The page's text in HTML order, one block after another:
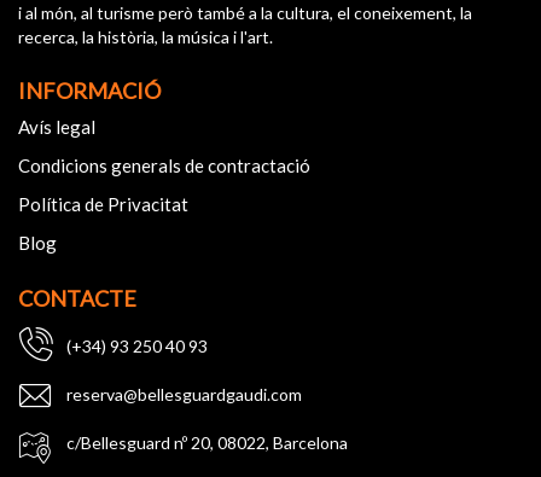
i al món, al turisme però també a la cultura, el coneixement, la
recerca, la història, la música i l'art.
INFORMACIÓ
Avís legal
Condicions generals de contractació
Política de Privacitat
Blog
CONTACTE
(+34) 93 250 40 93
reserva@bellesguardgaudi.com
c/Bellesguard nº 20, 08022, Barcelona